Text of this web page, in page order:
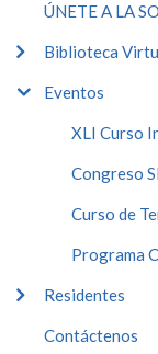
ÚNETE A LA
Biblioteca
Eventos
XLI Curso
Congreso
Curso de
Programa
Residentes
Contáctenos